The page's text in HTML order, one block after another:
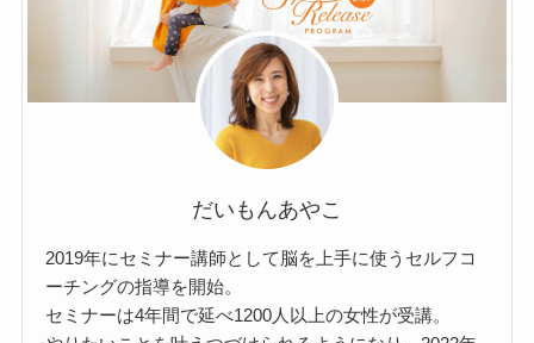
だいもんあやこ
2019年にセミナー講師として脳を上手に使うセルフコ
ーチングの指導を開始。
セミナーは4年間で延べ1200人以上の女性が受講。